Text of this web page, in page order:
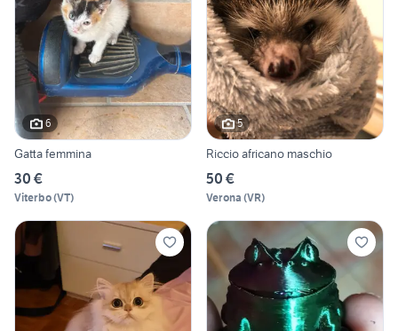
6
Gatta femmina
30 €
Viterbo(VT)
5
Riccio africano maschio
50 €
Verona (VR)